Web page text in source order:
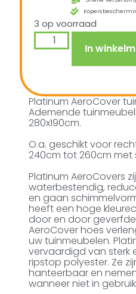
3 op voorraad
In
Platinum AeroCover
Ademende
280x190cm.
O.a. geschikt voor
240cm tot 260cm met
Platinum AeroCovers
waterbestendig,
en gaan
heeft een hoge
door en door geverfde
AeroCover hoes
uw tuinmeubelen.
vervaardigd van sterk
ripstop polyester. Ze
hanteerbaar en
wanneer niet in